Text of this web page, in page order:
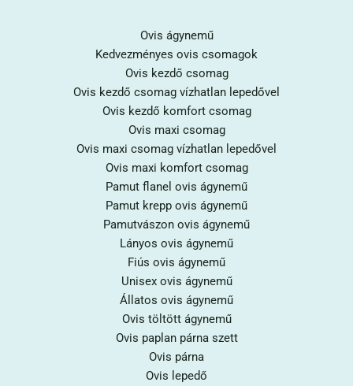
Ovis ágynemű
Kedvezményes ovis csomagok
Ovis kezdő csomag
Ovis kezdő csomag vízhatlan lepedővel
Ovis kezdő komfort csomag
Ovis maxi csomag
Ovis maxi csomag vízhatlan lepedővel
Ovis maxi komfort csomag
Pamut flanel ovis ágynemű
Pamut krepp ovis ágynemű
Pamutvászon ovis ágynemű
Lányos ovis ágynemű
Fiús ovis ágynemű
Unisex ovis ágynemű
Állatos ovis ágynemű
Ovis töltött ágynemű
Ovis paplan párna szett
Ovis párna
Ovis lepedő